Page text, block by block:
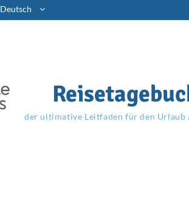
Deutsch
der ultimative Leitfaden für den Urlaub